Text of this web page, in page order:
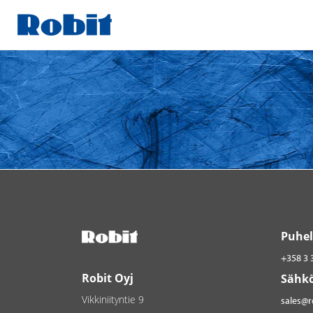
Skip
to
content
Robit Oyj
Vikkiniityntie 9
+358 3